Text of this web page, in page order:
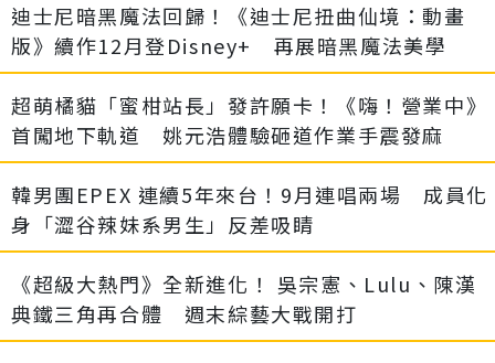
迪士尼暗黑魔法回歸！《迪士尼扭曲仙境：動畫
版》續作12月登Disney+ 再展暗黑魔法美學
超萌橘貓「蜜柑站長」發許願卡！《嗨！營業中》
首闖地下軌道 姚元浩體驗砸道作業手震發麻
韓男團EPEX 連續5年來台！9月連唱兩場 成員化
身「澀谷辣妹系男生」反差吸睛
《超級大熱門》全新進化！ 吳宗憲、Lulu、陳漢
典鐵三角再合體 週末綜藝大戰開打